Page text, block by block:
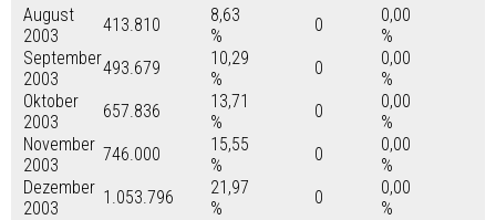
August
2003
413.810
8,63
%
0
0,00
%
September
2003
493.679
10,29
%
0
0,00
%
Oktober
2003
657.836
13,71
%
0
0,00
%
November
2003
746.000
15,55
%
0
0,00
%
Dezember
2003
1.053.796
21,97
%
0
0,00
%